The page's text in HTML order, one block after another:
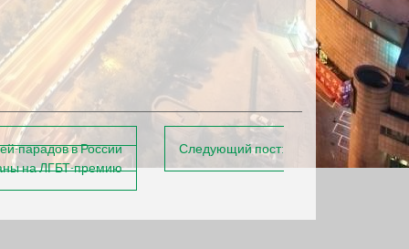
парадов в России
Следующий пост:
на ЛГБТ-премию